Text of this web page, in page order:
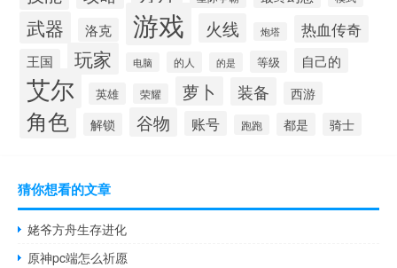
武器 洛克 游戏 火线 炮塔 热血传奇
王国 玩家 电脑 的人 的是 等级 自己的
艾尔 英雄 荣耀 萝卜 装备 西游
角色 解锁 谷物 账号 跑跑 都是 骑士
猜你想看的文章
姥爷方舟生存进化
原神pc端怎么祈愿